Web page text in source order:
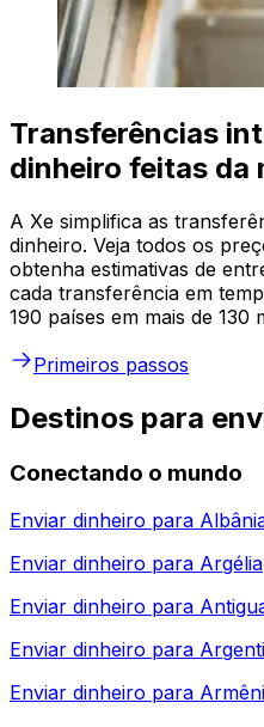
Transferências
dinheiro feitas da
A Xe simplifica as
dinheiro. Veja todos os
obtenha estimativas de
cada transferência em
190 países em mais de 130
Primeiros passos
Destinos para
Conectando o mundo
Enviar dinheiro para
Enviar dinheiro para Argélia
Enviar dinheiro para
Enviar dinheiro para
Enviar dinheiro para